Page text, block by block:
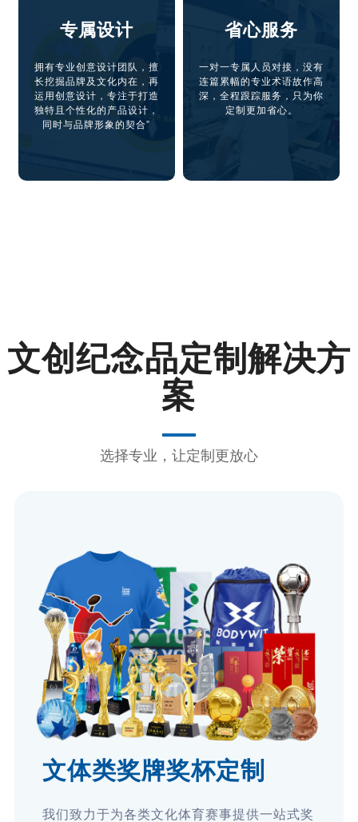
专属设计
拥有专业创意设计团队，擅
长挖掘品牌及文化内在，再
运用创意设计，专注于打造
独特且个性化的产品设计，
同时与品牌形象的契合”
省心服务
一对一专属人员对接，没有
连篇累幅的专业术语故作高
深，全程跟踪服务，只为你
定制更加省心。
文创纪念品定制解决方
案
选择专业，让定制更放心
文体类奖牌奖杯定制
我们致力于为各类文化体育赛事提供一站式奖